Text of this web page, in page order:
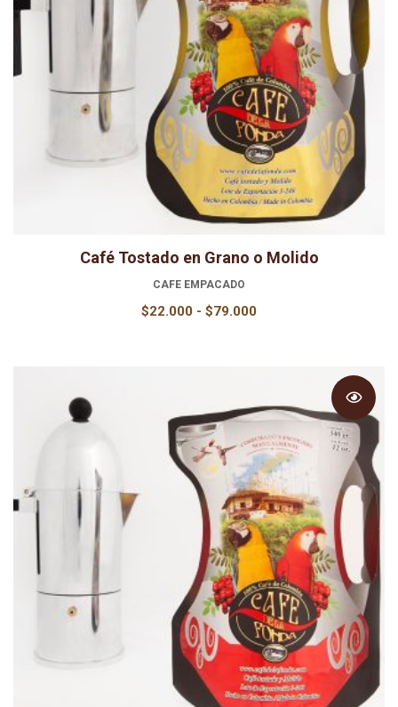
Café Tostado en Grano o Molido
CAFE EMPACADO
$22.000 - $79.000Rango
hasta
$79.000